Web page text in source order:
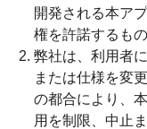
開発される本ア
権を許諾するも
弊社は、利用者
または仕様を変
の都合により、
用を制限、中止